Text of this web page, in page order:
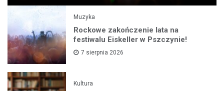
Muzyka
Rockowe zakończenie lata na
festiwalu Eiskeller w Pszczynie!
7 sierpnia 2026
Kultura